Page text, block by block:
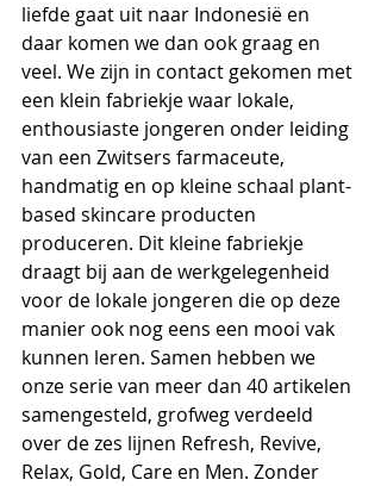
liefde gaat uit naar Indonesië en
daar komen we dan ook graag en
veel. We zijn in contact gekomen met
een klein fabriekje waar lokale,
enthousiaste jongeren onder leiding
van een Zwitsers farmaceute,
handmatig en op kleine schaal plant-
based skincare producten
produceren. Dit kleine fabriekje
draagt bij aan de werkgelegenheid
voor de lokale jongeren die op deze
manier ook nog eens een mooi vak
kunnen leren. Samen hebben we
onze serie van meer dan 40 artikelen
samengesteld, grofweg verdeeld
over de zes lijnen Refresh, Revive,
Relax, Gold, Care en Men. Zonder